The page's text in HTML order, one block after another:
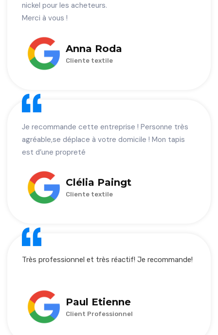
nickel pour les acheteurs.
Merci à vous !
Anna Roda
Cliente textile
Je recommande cette entreprise ! Personne très
agréable,se déplace à votre domicile ! Mon tapis
est d’une propreté
Clélia Paingt
Cliente textile
Très professionnel et très réactif! Je recommande!
Paul Etienne
Client Professionnel